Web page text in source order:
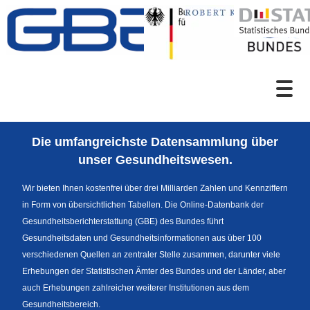
Zum Inhalt
Sprachumschaltung
News
Die umfangreichste Datensammlung über
unser Gesundheitswesen.
Wir bieten Ihnen kostenfrei über drei Milliarden Zahlen und Kennziffern
in Form von übersichtlichen Tabellen. Die Online-Datenbank der
Gesundheitsberichterstattung (GBE) des Bundes führt
Gesundheitsdaten und Gesundheitsinformationen aus über 100
verschiedenen Quellen an zentraler Stelle zusammen, darunter viele
Erhebungen der Statistischen Ämter des Bundes und der Länder, aber
auch Erhebungen zahlreicher weiterer Institutionen aus dem
Gesundheitsbereich.